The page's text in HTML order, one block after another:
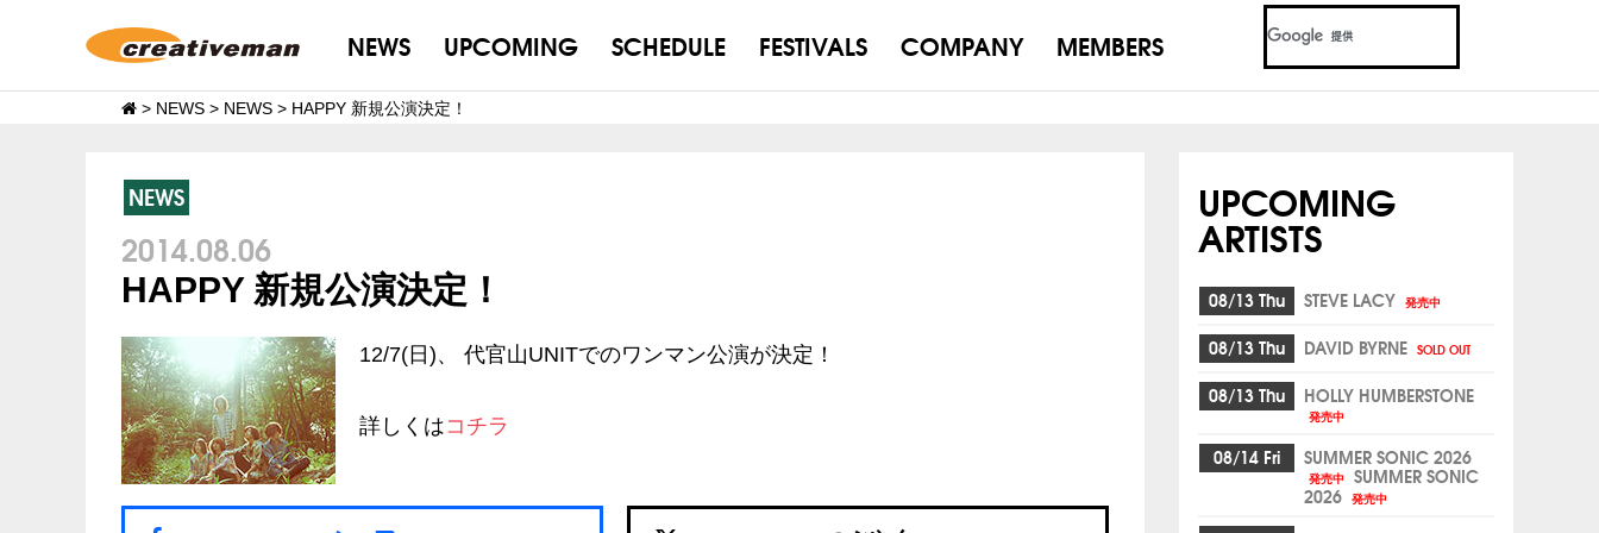
NEWS UPCOMING SCHEDULE FESTIVALS COMPANY MEMBERS
> NEWS > NEWS > HAPPY 新規公演決定！
NEWS
2014.08.06
HAPPY 新規公演決定！
12/7(日)、 代官山UNITでのワンマン公演が決定！
詳しくはコチラ
UPCOMING
ARTISTS
08/13 Thu STEVE LACY 発売中
08/13 Thu DAVID BYRNE SOLD OUT
08/13 Thu HOLLY HUMBERSTONE
発売中
08/14 Fri SUMMER SONIC 2026
発売中 SUMMER SONIC
2026 発売中